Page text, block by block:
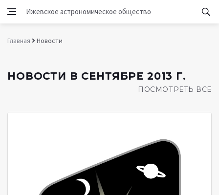
Ижевское астрономическое общество
Главная Новости
НОВОСТИ В СЕНТЯБРЕ 2013 Г.
ПОСМОТРЕТЬ ВСЕ